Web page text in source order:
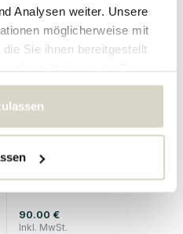
Analysen weiter. Unsere
möglicherweise mit
Sie ihnen bereitgestellt
KEK Amsterdam
90.00 €
Inkl. MwSt.